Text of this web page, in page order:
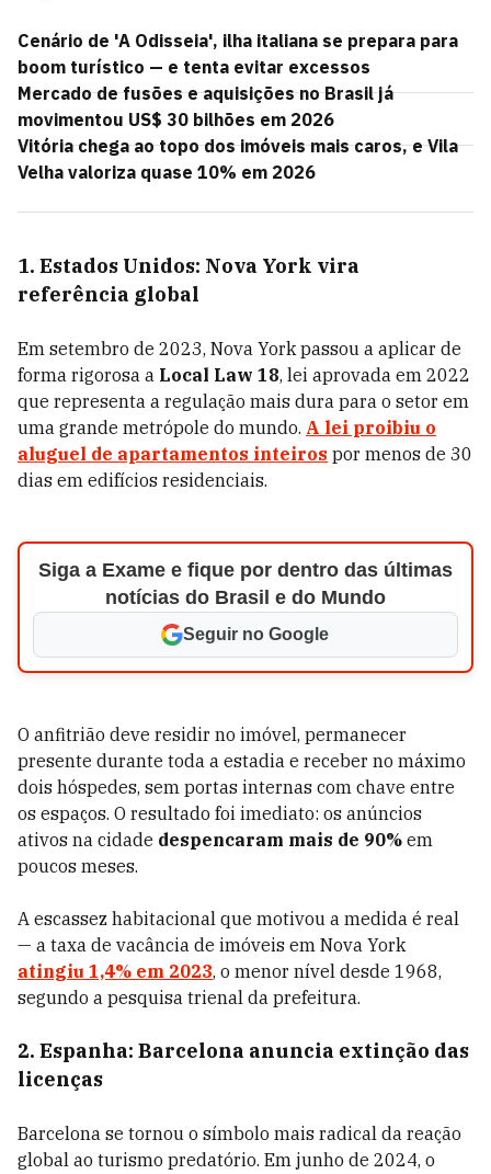
Cenário de 'A Odisseia', ilha italiana se prepara para
boom turístico — e tenta evitar excessos
Mercado de fusões e aquisições no Brasil já
movimentou US$ 30 bilhões em 2026
Vitória chega ao topo dos imóveis mais caros, e Vila
Velha valoriza quase 10% em 2026
1. Estados Unidos: Nova York vira
referência global
Em setembro de 2023, Nova York passou a aplicar de
forma rigorosa a Local Law 18, lei aprovada em 2022
que representa a regulação mais dura para o setor em
uma grande metrópole do mundo. A lei proibiu o
aluguel de apartamentos inteiros por menos de 30
dias em edifícios residenciais.
Siga a Exame e fique por dentro das últimas
notícias do Brasil e do Mundo
Seguir no Google
O anfitrião deve residir no imóvel, permanecer
presente durante toda a estadia e receber no máximo
dois hóspedes, sem portas internas com chave entre
os espaços. O resultado foi imediato: os anúncios
ativos na cidade despencaram mais de 90% em
poucos meses.
A escassez habitacional que motivou a medida é real
— a taxa de vacância de imóveis em Nova York
atingiu 1,4% em 2023, o menor nível desde 1968,
segundo a pesquisa trienal da prefeitura.
2. Espanha: Barcelona anuncia extinção das
licenças
Barcelona se tornou o símbolo mais radical da reação
global ao turismo predatório. Em junho de 2024, o